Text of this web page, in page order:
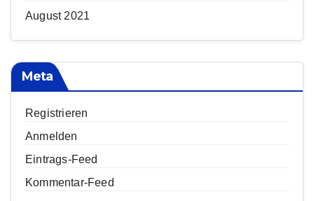
August 2021
Meta
Registrieren
Anmelden
Eintrags-Feed
Kommentar-Feed